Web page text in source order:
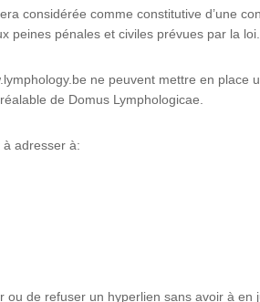
considérée comme constitutive d’une
peines pénales et civiles prévues par la loi.
ne peuvent mettre en place
de Domus Lymphologicae.
adresser à:
de refuser un hyperlien sans avoir à en